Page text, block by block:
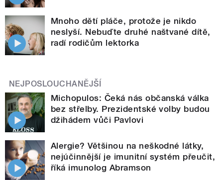
Mnoho dětí pláče, protože je nikdo
neslyší. Nebuďte druhé naštvané dítě,
radí rodičům lektorka
NEJPOSLOUCHANĚJŠÍ
Michopulos: Čeká nás občanská válka
bez střelby. Prezidentské volby budou
džihádem vůči Pavlovi
Alergie? Většinou na neškodné látky,
nejúčinnější je imunitní systém přeučit,
říká imunolog Abramson